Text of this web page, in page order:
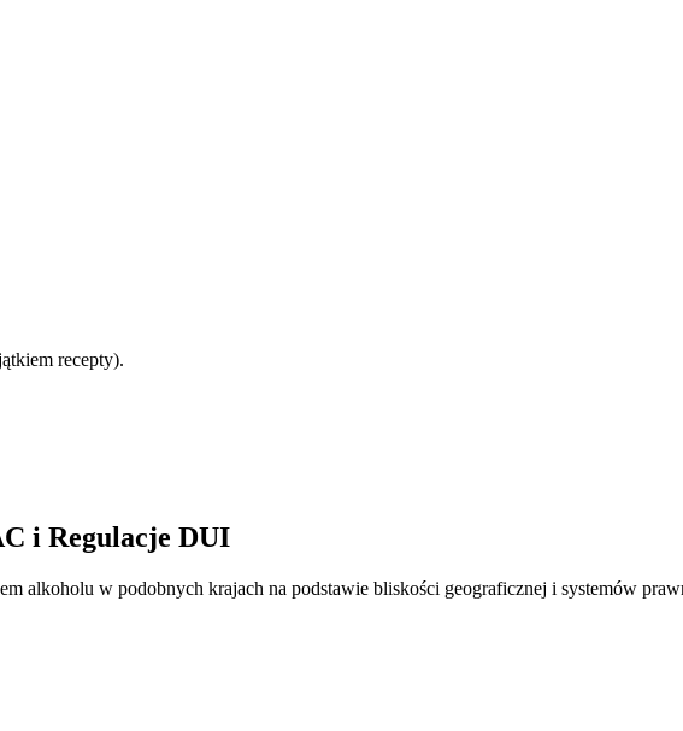
recepty).
i Regulacje DUI
alkoholu w podobnych krajach na podstawie bliskości geograficznej i systemów